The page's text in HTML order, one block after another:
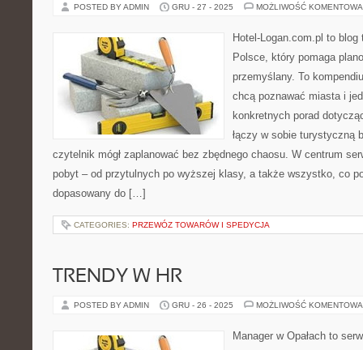
POSTED BY ADMIN GRU - 27 - 2025 MOŻLIWOŚĆ
Hotel-Logan.com.pl to
Polsce, który pomaga
przemyślany. To
chcą poznawać miasta i
konkretnych porad
łączy w sobie turystyczną
czytelnik mógł zaplanować bez zbędnego chaosu. W centrum
pobyt – od przytulnych po wyższej klasy, a także wszystko, co
dopasowany do […]
CATEGORIES: PRZEWÓZ TOWARÓW I SPEDYCJA
TRENDY W HR
POSTED BY ADMIN GRU - 26 - 2025 MOŻLIWOŚĆ
Manager w Opałach to